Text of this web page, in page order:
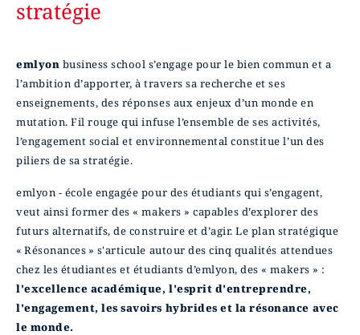
stratégie
emlyon business school s’engage pour le bien commun et a
l’ambition d’apporter, à travers sa recherche et ses
enseignements, des réponses aux enjeux d’un monde en
mutation. Fil rouge qui infuse l’ensemble de ses activités,
l’engagement social et environnemental constitue l’un des
piliers de sa stratégie.
emlyon - école engagée pour des étudiants qui s’engagent,
veut ainsi former des « makers » capables d’explorer des
futurs alternatifs, de construire et d’agir. Le plan stratégique
« Résonances » s'articule autour des cinq qualités attendues
chez les étudiantes et étudiants d’emlyon, des « makers » :
l'excellence académique, l'esprit d'entreprendre,
l'engagement, les savoirs hybrides et la résonance avec
le monde.